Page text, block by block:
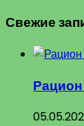
Свежие
Рацион